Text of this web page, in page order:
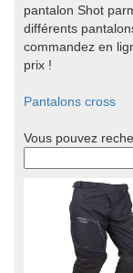
pantalon Shot
différents
commandez en
prix !
Pantalons cross
Vous pouvez